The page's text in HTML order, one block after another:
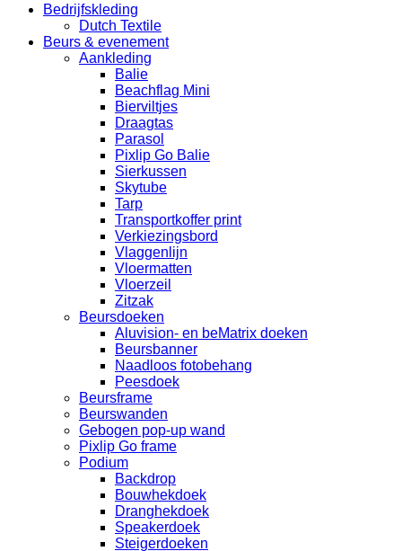
Bedrijfskleding
Dutch Textile
Beurs & evenement
Aankleding
Balie
Beachflag Mini
Bierviltjes
Draagtas
Parasol
Pixlip Go Balie
Sierkussen
Skytube
Tarp
Transportkoffer print
Verkiezingsbord
Vlaggenlijn
Vloermatten
Vloerzeil
Zitzak
Beursdoeken
Aluvision- en beMatrix doeken
Beursbanner
Naadloos fotobehang
Peesdoek
Beursframe
Beurswanden
Gebogen pop-up wand
Pixlip Go frame
Podium
Backdrop
Bouwhekdoek
Dranghekdoek
Speakerdoek
Steigerdoeken